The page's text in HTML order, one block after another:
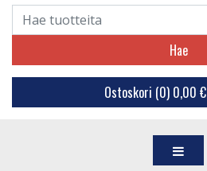
Hae
Ostoskori (0) 0,00 €